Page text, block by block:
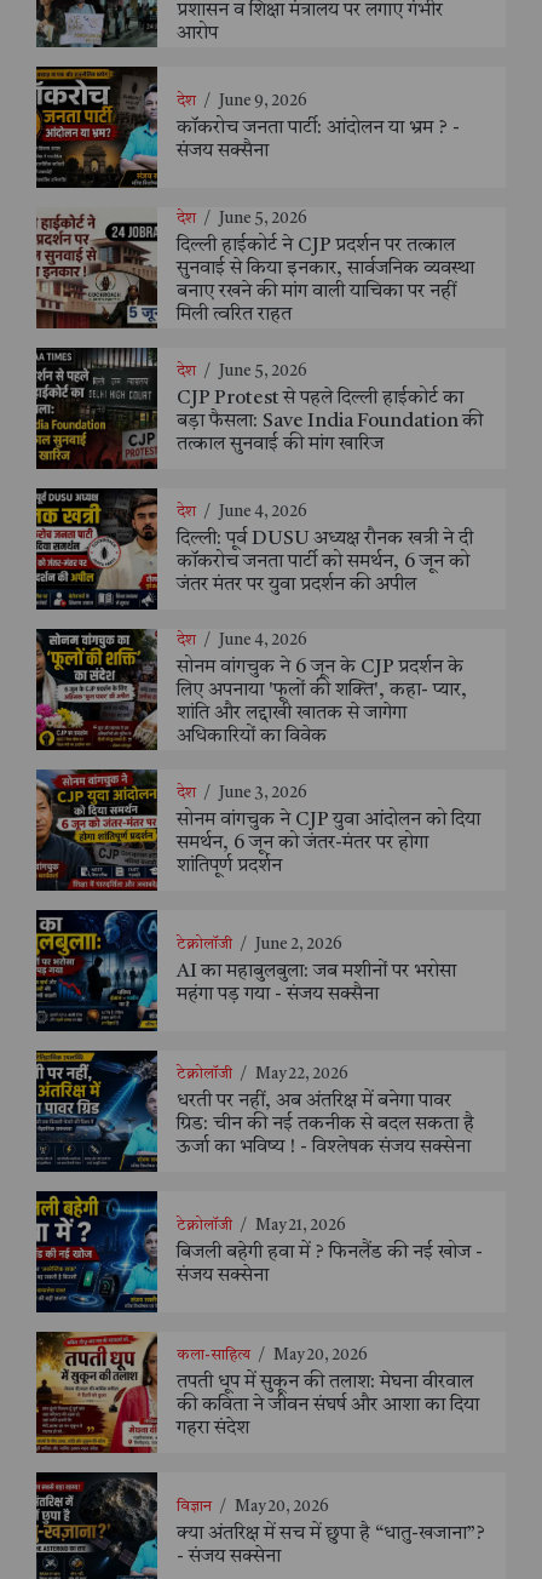
प्रशासन व शिक्षा मंत्रालय पर लगाए गंभीर
आरोप
देश / June 9, 2026
कॉकरोच जनता पार्टी: आंदोलन या भ्रम ? -
संजय सक्सैना
देश / June 5, 2026
दिल्ली हाईकोर्ट ने CJP प्रदर्शन पर तत्काल
सुनवाई से किया इनकार, सार्वजनिक व्यवस्था
बनाए रखने की मांग वाली याचिका पर नहीं
मिली त्वरित राहत
देश / June 5, 2026
CJP Protest से पहले दिल्ली हाईकोर्ट का
बड़ा फैसला: Save India Foundation की
तत्काल सुनवाई की मांग खारिज
देश / June 4, 2026
दिल्ली: पूर्व DUSU अध्यक्ष रौनक खत्री ने दी
कॉकरोच जनता पार्टी को समर्थन, 6 जून को
जंतर मंतर पर युवा प्रदर्शन की अपील
देश / June 4, 2026
सोनम वांगचुक ने 6 जून के CJP प्रदर्शन के
लिए अपनाया 'फूलों की शक्ति', कहा- प्यार,
शांति और लद्दाखी खातक से जागेगा
अधिकारियों का विवेक
देश / June 3, 2026
सोनम वांगचुक ने CJP युवा आंदोलन को दिया
समर्थन, 6 जून को जंतर-मंतर पर होगा
शांतिपूर्ण प्रदर्शन
टेक्नोलॉजी / June 2, 2026
AI का महाबुलबुला: जब मशीनों पर भरोसा
महंगा पड़ गया - संजय सक्सैना
टेक्नोलॉजी / May 22, 2026
धरती पर नहीं, अब अंतरिक्ष में बनेगा पावर
ग्रिड: चीन की नई तकनीक से बदल सकता है
ऊर्जा का भविष्य ! - विश्लेषक संजय सक्सेना
टेक्नोलॉजी / May 21, 2026
बिजली बहेगी हवा में ? फिनलैंड की नई खोज -
संजय सक्सेना
कला-साहित्य / May 20, 2026
तपती धूप में सुकून की तलाश: मेघना वीरवाल
की कविता ने जीवन संघर्ष और आशा का दिया
गहरा संदेश
विज्ञान / May 20, 2026
क्या अंतरिक्ष में सच में छुपा है “धातु-खजाना”?
- संजय सक्सेना